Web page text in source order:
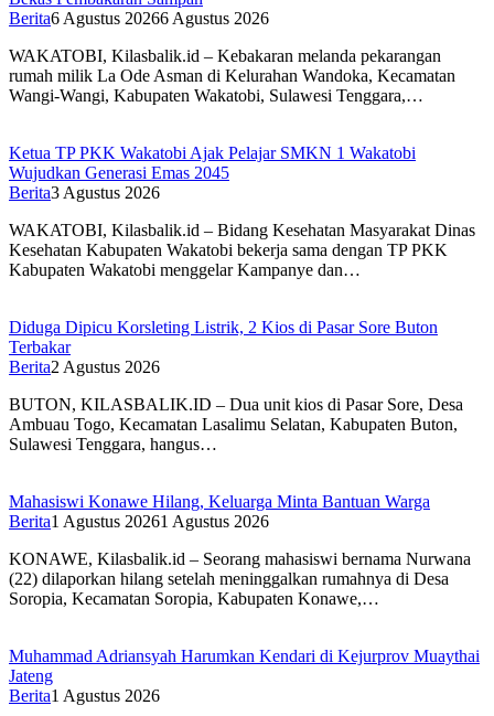
Berita6 Agustus 20266 Agustus 2026
WAKATOBI, Kilasbalik.id – Kebakaran melanda pekarangan
rumah milik La Ode Asman di Kelurahan Wandoka, Kecamatan
Wangi-Wangi, Kabupaten Wakatobi, Sulawesi Tenggara,…
Ketua TP PKK Wakatobi Ajak Pelajar SMKN 1 Wakatobi
Wujudkan Generasi Emas 2045
Berita3 Agustus 2026
WAKATOBI, Kilasbalik.id – Bidang Kesehatan Masyarakat Dinas
Kesehatan Kabupaten Wakatobi bekerja sama dengan TP PKK
Kabupaten Wakatobi menggelar Kampanye dan…
Diduga Dipicu Korsleting Listrik, 2 Kios di Pasar Sore Buton
Terbakar
Berita2 Agustus 2026
BUTON, KILASBALIK.ID – Dua unit kios di Pasar Sore, Desa
Ambuau Togo, Kecamatan Lasalimu Selatan, Kabupaten Buton,
Sulawesi Tenggara, hangus…
Mahasiswi Konawe Hilang, Keluarga Minta Bantuan Warga
Berita1 Agustus 20261 Agustus 2026
KONAWE, Kilasbalik.id – Seorang mahasiswi bernama Nurwana
(22) dilaporkan hilang setelah meninggalkan rumahnya di Desa
Soropia, Kecamatan Soropia, Kabupaten Konawe,…
Muhammad Adriansyah Harumkan Kendari di Kejurprov Muaythai
Jateng
Berita1 Agustus 2026